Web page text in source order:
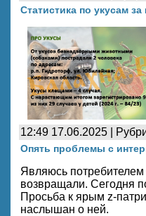
Статистика по укусам
12:49 17.06.2025 |
Опять проблемы с
Являюсь потребителем
возвращали. Сегодня
Просьба к ярым z-
наслышан о ней.